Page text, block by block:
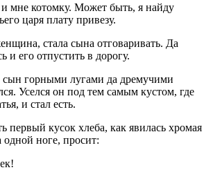
мне котомку. Может быть, я найду
царя плату привезу.
стала сына отговаривать. Да
и его отпустить в дорогу.
горными лугами да дремучими
Уселся он под тем самым кустом, где
и стал есть.
первый кусок хлеба, как явилась хромая
ноге, просит: